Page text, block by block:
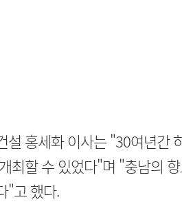
설 홍세화 이사는 "30여년간
최할 수 있었다"며 "충남의
"고 했다.